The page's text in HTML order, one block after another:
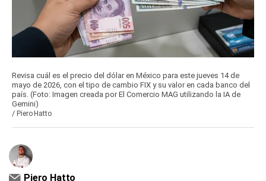
Revisa cuál es el precio del dólar en México para este jueves 14 de
mayo de 2026, con el tipo de cambio FIX y su valor en cada banco del
país. (Foto: Imagen creada por El Comercio MAG utilizando la IA de
Gemini)
/ Piero Hatto
Piero Hatto